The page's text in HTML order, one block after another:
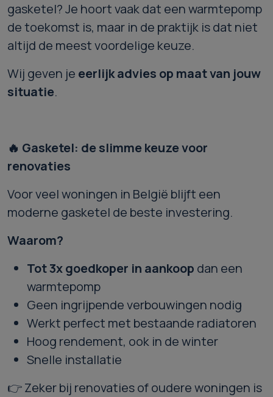
gasketel? Je hoort vaak dat een warmtepomp
de toekomst is, maar in de praktijk is dat niet
altijd de meest voordelige keuze.
Wij geven je eerlijk advies op maat van jouw
situatie.
🔥 Gasketel: de slimme keuze voor
renovaties
Voor veel woningen in België blijft een
moderne gasketel de beste investering.
Waarom?
Tot 3x goedkoper in aankoop dan een
warmtepomp
Geen ingrijpende verbouwingen nodig
Werkt perfect met bestaande radiatoren
Hoog rendement, ook in de winter
Snelle installatie
👉 Zeker bij renovaties of oudere woningen is